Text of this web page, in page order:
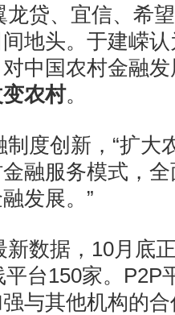
贷、宜信、希望
地头。于建嵘
中国农村金融
农村。
创新，“扩大
融服务模式，
发展。”
数据，10月底正
台150家。P2P
与其他机构的